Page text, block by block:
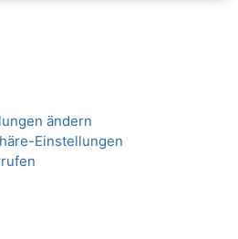
ändern
Einstellungen